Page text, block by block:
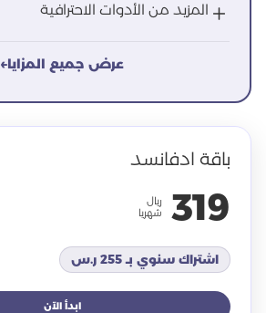
المزيد من الأدوات الاحترافية
عرض جميع المزايا←
باقة ادفانسد
319
ريال
شهريا
اشتراك سنوي بـ 255 ر.س
ابدأ الآن